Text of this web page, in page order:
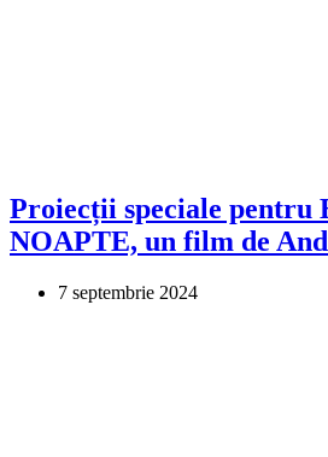
Proiecții speciale pentru
NOAPTE, un film de
7 septembrie 2024